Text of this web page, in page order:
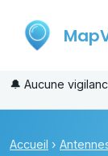
🔔 Aucune
Accueil ›